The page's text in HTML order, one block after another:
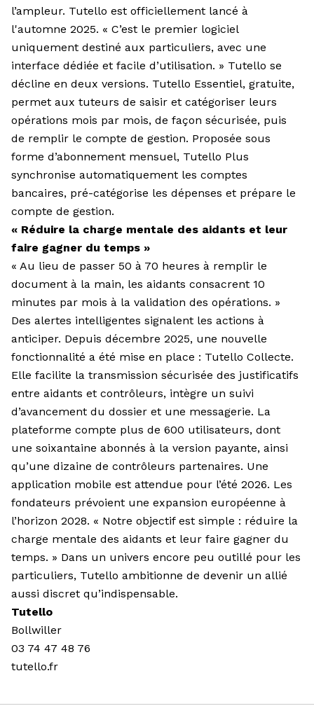
l’ampleur. Tutello est officiellement lancé à
l'automne 2025. « C’est le premier logiciel
uniquement destiné aux particuliers, avec une
interface dédiée et facile d’utilisation. » Tutello se
décline en deux versions. Tutello Essentiel, gratuite,
permet aux tuteurs de saisir et catégoriser leurs
opérations mois par mois, de façon sécurisée, puis
de remplir le compte de gestion. Proposée sous
forme d’abonnement mensuel, Tutello Plus
synchronise automatiquement les comptes
bancaires, pré-catégorise les dépenses et prépare le
compte de gestion.
« Réduire la charge mentale des aidants et leur
faire gagner du temps »
« Au lieu de passer 50 à 70 heures à remplir le
document à la main, les aidants consacrent 10
minutes par mois à la validation des opérations. »
Des alertes intelligentes signalent les actions à
anticiper. Depuis décembre 2025, une nouvelle
fonctionnalité a été mise en place : Tutello Collecte.
Elle facilite la transmission sécurisée des justificatifs
entre aidants et contrôleurs, intègre un suivi
d’avancement du dossier et une messagerie. La
plateforme compte plus de 600 utilisateurs, dont
une soixantaine abonnés à la version payante, ainsi
qu’une dizaine de contrôleurs partenaires. Une
application mobile est attendue pour l’été 2026. Les
fondateurs prévoient une expansion européenne à
l’horizon 2028. « Notre objectif est simple : réduire la
charge mentale des aidants et leur faire gagner du
temps. » Dans un univers encore peu outillé pour les
particuliers, Tutello ambitionne de devenir un allié
aussi discret qu’indispensable.
Tutello
Bollwiller
03 74 47 48 76
tutello.fr